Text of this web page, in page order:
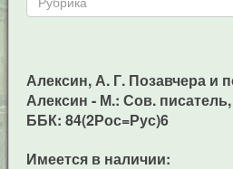
Алексин, А. Г. Позавчера и
Алексин - М.: Сов. писатель,
ББК: 84(2Рос=Рус)6
Имеется в наличии: